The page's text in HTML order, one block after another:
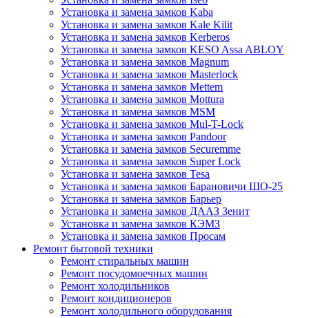
Установка и замена замков Kaba
Установка и замена замков Kale Kilit
Установка и замена замков Kerberos
Установка и замена замков KESO Assa ABLOY
Установка и замена замков Magnum
Установка и замена замков Masterlock
Установка и замена замков Mettem
Установка и замена замков Mottura
Установка и замена замков MSM
Установка и замена замков Mul-T-Lock
Установка и замена замков Pandoor
Установка и замена замков Securemme
Установка и замена замков Super Lock
Установка и замена замков Tesa
Установка и замена замков Барановичи ШО-25
Установка и замена замков Барьер
Установка и замена замков ДААЗ Зенит
Установка и замена замков КЭМЗ
Установка и замена замков Просам
Ремонт бытовой техники
Ремонт стиральных машин
Ремонт посудомоечных машин
Ремонт холодильников
Ремонт кондиционеров
Ремонт холодильного оборудования